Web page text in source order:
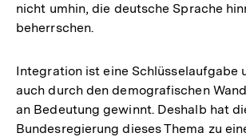
nicht umhin, die deutsche Sprache
beherrschen.
Integration ist eine Schlüsselaufgabe
auch durch den demografischen
an Bedeutung gewinnt. Deshalb hat
Bundesregierung dieses Thema zu